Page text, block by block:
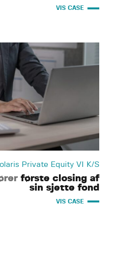
VIS CASE
Private Equity VI K/S
første closing af
sin sjette fond
VIS CASE